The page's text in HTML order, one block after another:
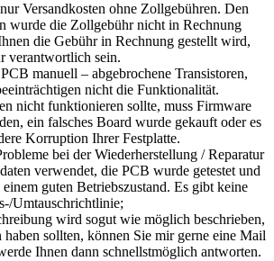
Versandkosten ohne Zollgebühren. Den
wurde die Zollgebühr nicht in Rechnung
die Gebühr in Rechnung gestellt wird,
verantwortlich sein.
manuell – abgebrochene Transistoren,
nicht die Funktionalität.
nicht funktionieren sollte, muss Firmware
ein falsches Board wurde gekauft oder es
Korruption Ihrer Festplatte.
bei der Wiederherstellung / Reparatur
verwendet, die PCB wurde getestet und
guten Betriebszustand. Es gibt keine
Umtauschrichtlinie;
wird sogut wie möglich beschrieben,
haben sollten, können Sie mir gerne eine Mail
Ihnen dann schnellstmöglich antworten.